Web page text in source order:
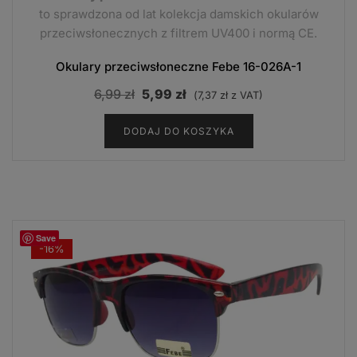
to sprawdzona od lat kolekcja damskich okularów
przeciwsłonecznych z filtrem UV400 i normą CE.
Okulary przeciwsłoneczne Febe 16-026A-1
6,99zł Pierwotna
cena
wynosiła:
6,99 zł.
5,99 zł Aktualna
cena
wynosi:
5,99 zł.
(7,37 zł z VAT)
DODAJ DO KOSZYKA
Save
-16%